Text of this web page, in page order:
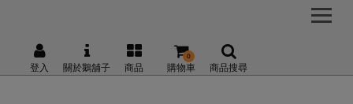
登入 關於鵝舖子 商品 購物車
0
商品搜尋